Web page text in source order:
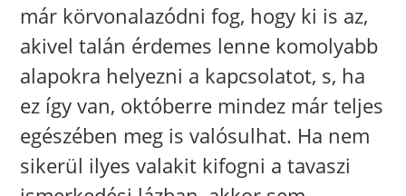
már körvonalazódni fog, hogy ki is az,
akivel talán érdemes lenne komolyabb
alapokra helyezni a kapcsolatot, s, ha
ez így van, októberre mindez már teljes
egészében meg is valósulhat. Ha nem
sikerül ilyes valakit kifogni a tavaszi